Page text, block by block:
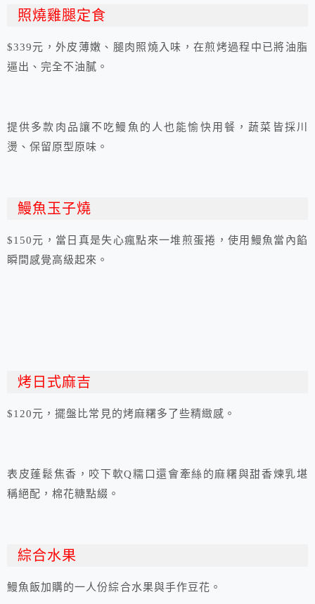
照燒雞腿定食
$339元，外皮薄嫩、腿肉照燒入味，在煎烤過程中已將油脂
逼出、完全不油膩。
提供多款肉品讓不吃鰻魚的人也能愉快用餐，蔬菜皆採川
燙、保留原型原味。
鰻魚玉子燒
$150元，當日真是失心瘋點來一堆煎蛋捲，使用鰻魚當內餡
瞬間感覺高級起來。
烤日式麻吉
$120元，擺盤比常見的烤麻糬多了些精緻感。
表皮蓬鬆焦香，咬下軟Q糯口還會牽絲的麻糬與甜香煉乳堪
稱絕配，棉花糖點綴。
綜合水果
鰻魚飯加購的一人份綜合水果與手作豆花。